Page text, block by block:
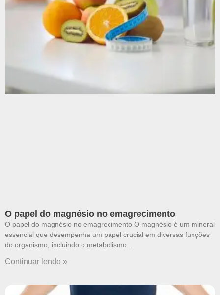
O papel do magnésio no emagrecimento
O papel do magnésio no emagrecimento O magnésio é um mineral
essencial que desempenha um papel crucial em diversas funções
do organismo, incluindo o metabolismo
Continuar lendo »